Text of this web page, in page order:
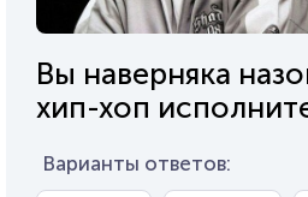
Вы наверняка
хип-хоп
Варианты ответов: